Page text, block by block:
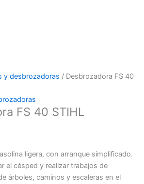
y desbrozadoras / Desbrozadora FS 40
FS 40 STIHL
ligera, con arranque simplificado.
el césped y realizar trabajos de
árboles, caminos y escaleras en el